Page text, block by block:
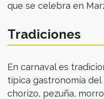
que se celebra en
Tradiciones
En carnaval es
típica gastronomía
chorizo, pezuña,